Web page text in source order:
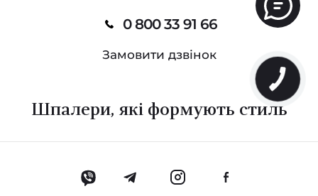
0 800 33 91 66
Замовити дзвінок
Шпалери, які формують стиль